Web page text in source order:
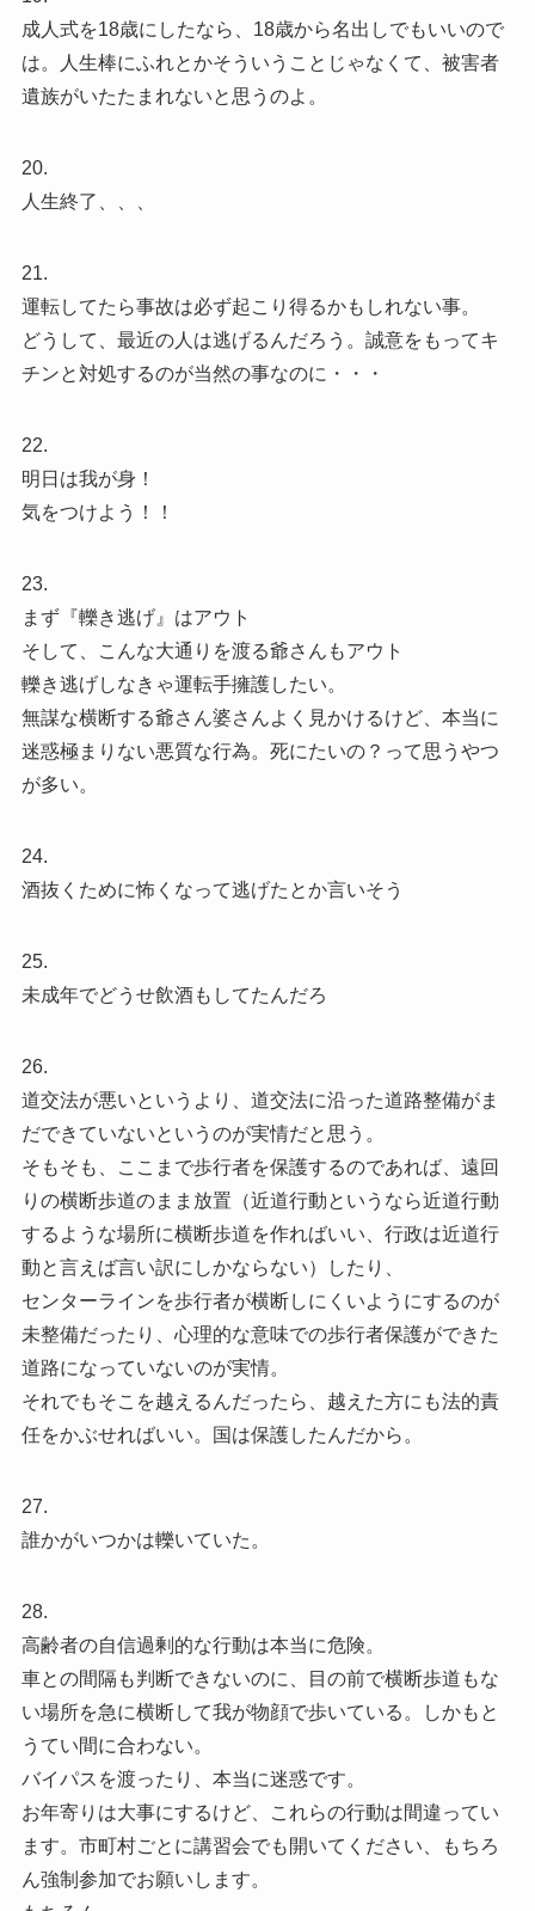
成人式を18歳にしたなら、18歳から名出しでもいいので
は。人生棒にふれとかそういうことじゃなくて、被害者
遺族がいたたまれないと思うのよ。
20.
人生終了、、、
21.
運転してたら事故は必ず起こり得るかもしれない事。
どうして、最近の人は逃げるんだろう。誠意をもってキ
チンと対処するのが当然の事なのに・・・
22.
明日は我が身！
気をつけよう！！
23.
まず『轢き逃げ』はアウト
そして、こんな大通りを渡る爺さんもアウト
轢き逃げしなきゃ運転手擁護したい。
無謀な横断する爺さん婆さんよく見かけるけど、本当に
迷惑極まりない悪質な行為。死にたいの？って思うやつ
が多い。
24.
酒抜くために怖くなって逃げたとか言いそう
25.
未成年でどうせ飲酒もしてたんだろ
26.
道交法が悪いというより、道交法に沿った道路整備がま
だできていないというのが実情だと思う。
そもそも、ここまで歩行者を保護するのであれば、遠回
りの横断歩道のまま放置（近道行動というなら近道行動
するような場所に横断歩道を作ればいい、行政は近道行
動と言えば言い訳にしかならない）したり、
センターラインを歩行者が横断しにくいようにするのが
未整備だったり、心理的な意味での歩行者保護ができた
道路になっていないのが実情。
それでもそこを越えるんだったら、越えた方にも法的責
任をかぶせればいい。国は保護したんだから。
27.
誰かがいつかは轢いていた。
28.
高齢者の自信過剰的な行動は本当に危険。
車との間隔も判断できないのに、目の前で横断歩道もな
い場所を急に横断して我が物顔で歩いている。しかもと
うてい間に合わない。
バイパスを渡ったり、本当に迷惑です。
お年寄りは大事にするけど、これらの行動は間違ってい
ます。市町村ごとに講習会でも開いてください、もちろ
ん強制参加でお願いします。